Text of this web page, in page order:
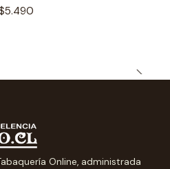
Online, administrada